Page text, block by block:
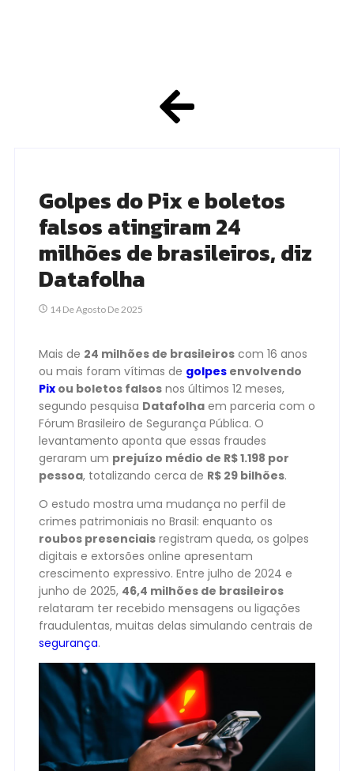
Golpes do Pix e boletos
falsos atingiram 24
milhões de brasileiros, diz
Datafolha
14 De Agosto De 2025
Mais de 24 milhões de brasileiros com 16 anos
ou mais foram vítimas de golpes envolvendo
Pix ou boletos falsos nos últimos 12 meses,
segundo pesquisa Datafolha em parceria com o
Fórum Brasileiro de Segurança Pública. O
levantamento aponta que essas fraudes
geraram um prejuízo médio de R$ 1.198 por
pessoa, totalizando cerca de R$ 29 bilhões.
O estudo mostra uma mudança no perfil de
crimes patrimoniais no Brasil: enquanto os
roubos presenciais registram queda, os golpes
digitais e extorsões online apresentam
crescimento expressivo. Entre julho de 2024 e
junho de 2025, 46,4 milhões de brasileiros
relataram ter recebido mensagens ou ligações
fraudulentas, muitas delas simulando centrais de
segurança.